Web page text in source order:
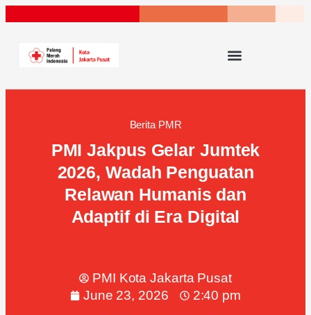
Berita PMR
PMI Jakpus Gelar Jumtek
2026, Wadah Penguatan
Relawan Humanis dan
Adaptif di Era Digital
PMI Kota Jakarta Pusat
June 23, 2026
2:40 pm